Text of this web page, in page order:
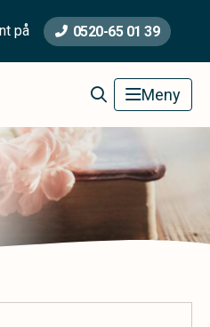
på 0520-65 01 39
Edets Begravningsbyrå Meny